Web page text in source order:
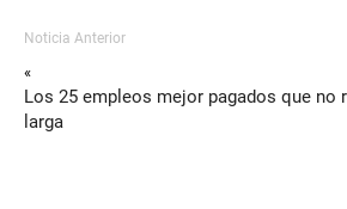
Noticia Anterior
«
Los 25 empleos mejor pagados que no
larga